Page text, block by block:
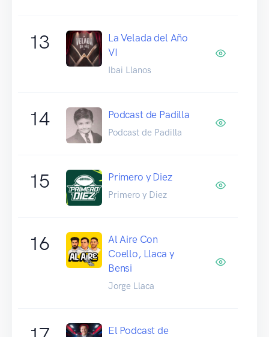
13
La Velada del Año
VI
Ibai Llanos
14 Podcast de Padilla
Podcast de Padilla
15 Primero y Diez
Primero y Diez
16
Al Aire Con
Coello, Llaca y
Bensi
Jorge Llaca
El Podcast de